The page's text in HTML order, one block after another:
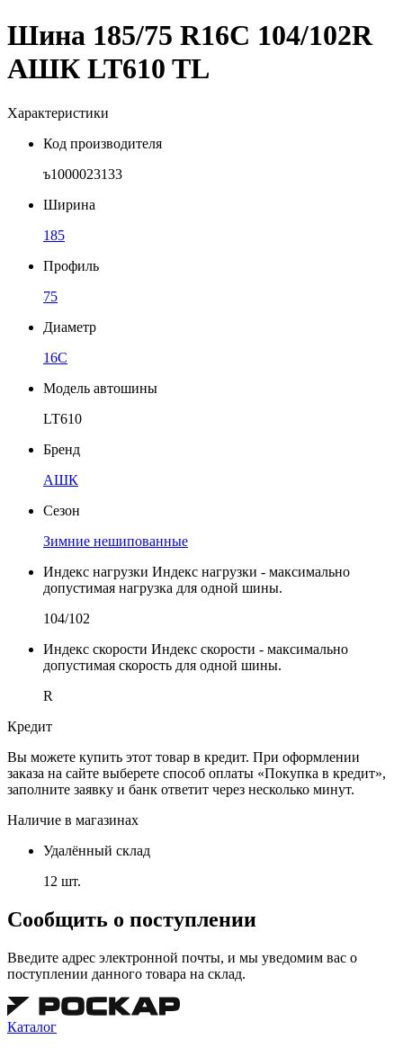
Шина 185/75 R16C 104/102R
АШК LT610 TL
Характеристики
Код производителя
ъ1000023133
Ширина
185
Профиль
75
Диаметр
16C
Модель автошины
LT610
Бренд
АШК
Сезон
Зимние нешипованные
Индекс нагрузки Индекс нагрузки - максимально
допустимая нагрузка для одной шины.
104/102
Индекс скорости Индекс скорости - максимально
допустимая скорость для одной шины.
R
Кредит
Вы можете купить этот товар в кредит. При оформлении
заказа на сайте выберете способ оплаты «Покупка в кредит»,
заполните заявку и банк ответит через несколько минут.
Наличие в магазинах
Удалённый склад
12 шт.
Сообщить о поступлении
Введите адрес электронной почты, и мы уведомим вас о
поступлении данного товара на склад.
Каталог